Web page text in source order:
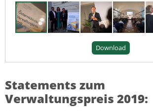
Download
Statements zum
Verwaltungspreis 2019: